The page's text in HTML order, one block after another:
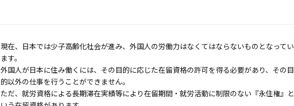
現在、日本では少子高齢化社会が進み、外国人の労働力はなくてはならないものとなってい
ます。
外国人が日本に住み働くには、その目的に応じた在留資格の許可を得る必要があり、その目
的以外の仕事を行うことができません。
ただ、就労資格による長期滞在実績等により在留期間・就労活動に制限のない『永住権』と